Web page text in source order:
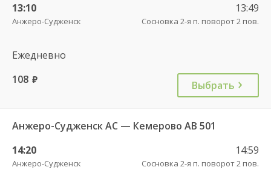
13:10
Анжеро-Судженск
13:49
Сосновка 2-я п. поворот 2 пов.
Ежедневно
108 руб. Выбрать
Анжеро-Судженск АС — Кемерово АВ 501
14:20
Анжеро-Судженск
14:59
Сосновка 2-я п. поворот 2 пов.